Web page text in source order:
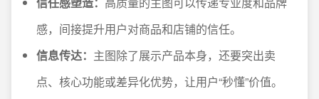
感，间接提升用户对商品和店铺的信任。
信息传达： 主图除了展示产品本身，还要突出卖
点、核心功能或差异化优势，让用户“秒懂”价值。